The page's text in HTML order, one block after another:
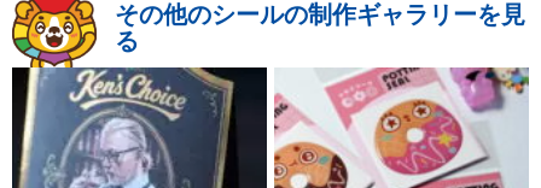
その他のシールの制作ギャラリーを見
る